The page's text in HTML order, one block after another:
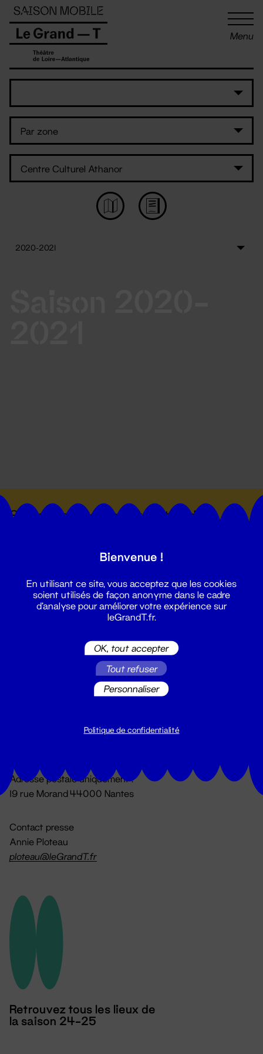
Menu
Suivez toutes les actualités du
Du lundi au vendredi 14h → 18h
Adresse postale uniquement :
19 rue Morand 44000 Nantes
Contact presse
Annie Ploteau
ploteau@leGrandT.fr
Retrouvez tous les lieux de
la saison 24-25
Panneau de gestion des cookies
Bienvenue !
En utilisant ce site, vous acceptez que les cookies
soient utilisés de façon anonyme dans le cadre
d'analyse pour améliorer votre expérience sur
leGrandT.fr.
OK, tout accepter
Tout refuser
Personnaliser
Politique de confidentialité